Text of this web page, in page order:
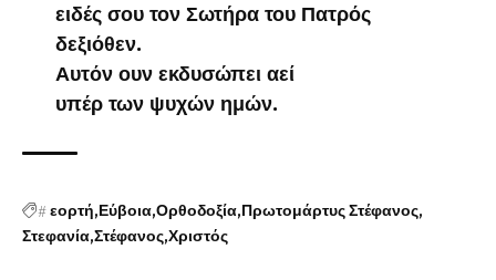
ειδές σου τον Σωτήρα του Πατρός
δεξιόθεν.
Αυτόν ουν εκδυσώπει αεί
υπέρ των ψυχών ημών.
#εορτή Εύβοια Ορθοδοξία Πρωτομάρτυς Στέφανος
Στεφανία Στέφανος Χριστός